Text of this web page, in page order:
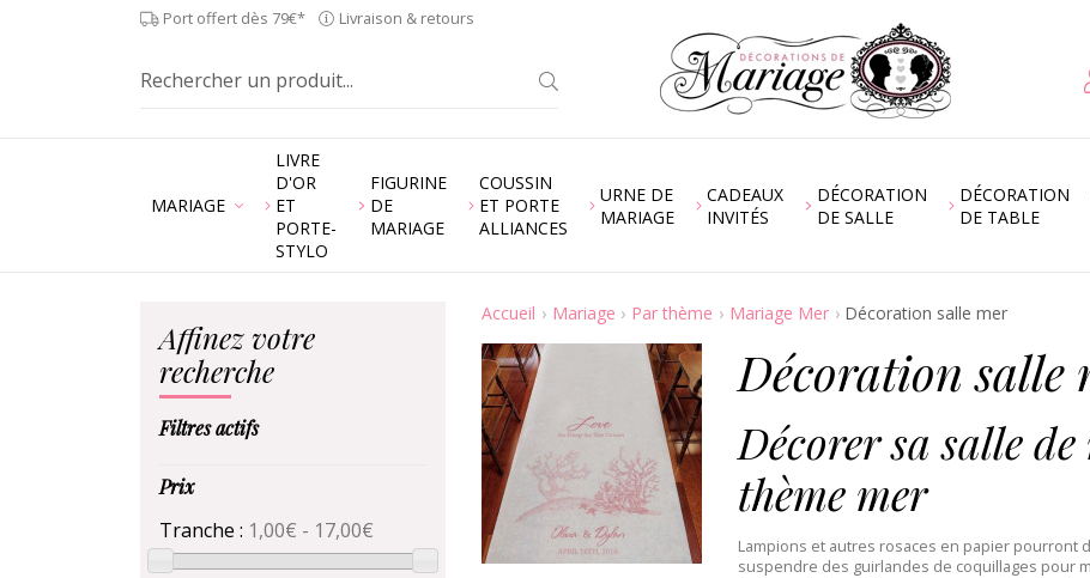
Port offert dès 79€* Livraison & retours
MARIAGE
LIVRE
D'OR
ET
PORTE-
STYLO
FIGURINE
DE
MARIAGE
COUSSIN
ET PORTE
ALLIANCES
URNE DE
MARIAGE
CADEAUX
INVITÉS
DÉCORATION
DE SALLE
DÉCORATION
DE TABLE
Affinez votre
recherche
Filtres actifs
Prix
Tranche : 1,00€ - 17,00€
Accueil Mariage Par thème Mariage Mer Décoration salle mer
Décoration salle
Décorer sa salle
thème mer
Lampions et autres rosaces en papier pourront
suspendre des guirlandes de coquillages pour